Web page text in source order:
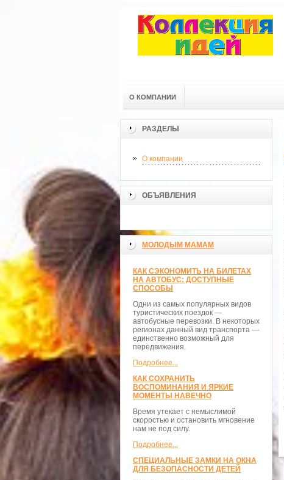
О КОМПАНИИ
РАЗДЕЛЫ
О компании
ОБЪЯВЛЕНИЯ
МОЛОДЫМ МАМАМ
КАК СЭКОНОМИТЬ НА БИЛЕТАХ
НА АВТОБУС: ДОСТУПНЫЕ
СПОСОБЫ
Одни из самых популярных видов
туристических поездок —
автобусные перевозки. В некоторых
регионах данный вид транспорта —
единственно возможный для
передвижения.
Подробнее...
КАК СОХРАНИТЬ
ВОСПОМИНАНИЯ И ЯРКИЕ
МОМЕНТЫ НАВЕЧНО
Время утекает с немыслимой
скоростью и остановить мгновение
нам не под силу.
Подробнее...
СПЕЦИАЛЬНЫЕ ЗАМКИ НА ОКНА
ДЛЯ БЕЗОПАСНОСТИ ДЕТЕЙ